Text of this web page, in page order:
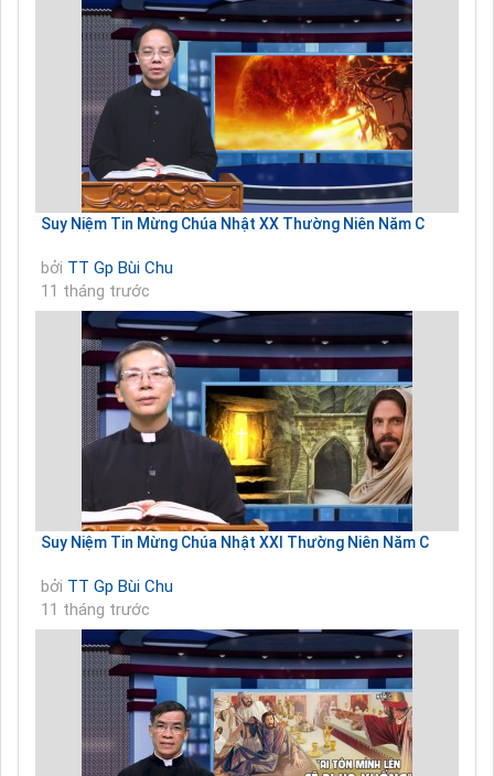
Suy Niệm Tin Mừng Chúa Nhật XX Thường Niên Năm C
bởi TT Gp Bùi Chu
11 tháng trước
Suy Niệm Tin Mừng Chúa Nhật XXI Thường Niên Năm C
bởi TT Gp Bùi Chu
11 tháng trước